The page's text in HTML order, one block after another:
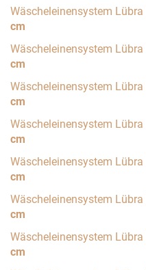
Wäscheleinensystem Lübra
cm
Wäscheleinensystem Lübra
cm
Wäscheleinensystem Lübra
cm
Wäscheleinensystem Lübra
cm
Wäscheleinensystem Lübra
cm
Wäscheleinensystem Lübra
cm
Wäscheleinensystem Lübra
cm